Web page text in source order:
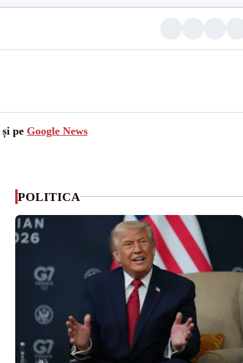
pe Google News
POLITICA